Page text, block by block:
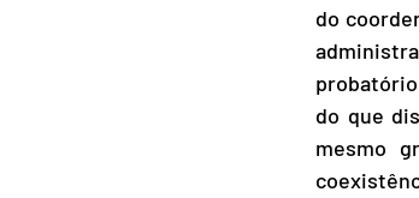
do
do que
mesmo